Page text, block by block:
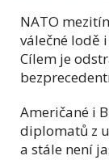
NATO
válečné lodě
Cílem je
Američané i
diplomatů z
a stále není